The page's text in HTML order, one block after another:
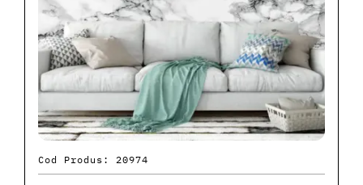
Cod Produs: 20974